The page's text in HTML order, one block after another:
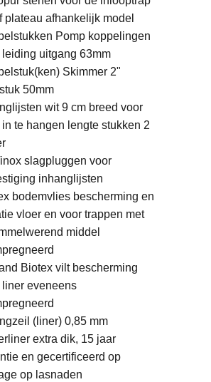
plateau afhankelijk model
Pomp koppelingen
leiding uitgang 63mm
Skimmer 2"
50mm
wit 9 cm breed voor
in te hangen lengte stukken 2
slagpluggen voor
inhanglijsten
bodemvlies bescherming en
vloer en voor trappen met
middel
Biotex vilt bescherming
liner eveneens
(liner) 0,85 mm
extra dik, 15 jaar
en gecertificeerd op
op lasnaden